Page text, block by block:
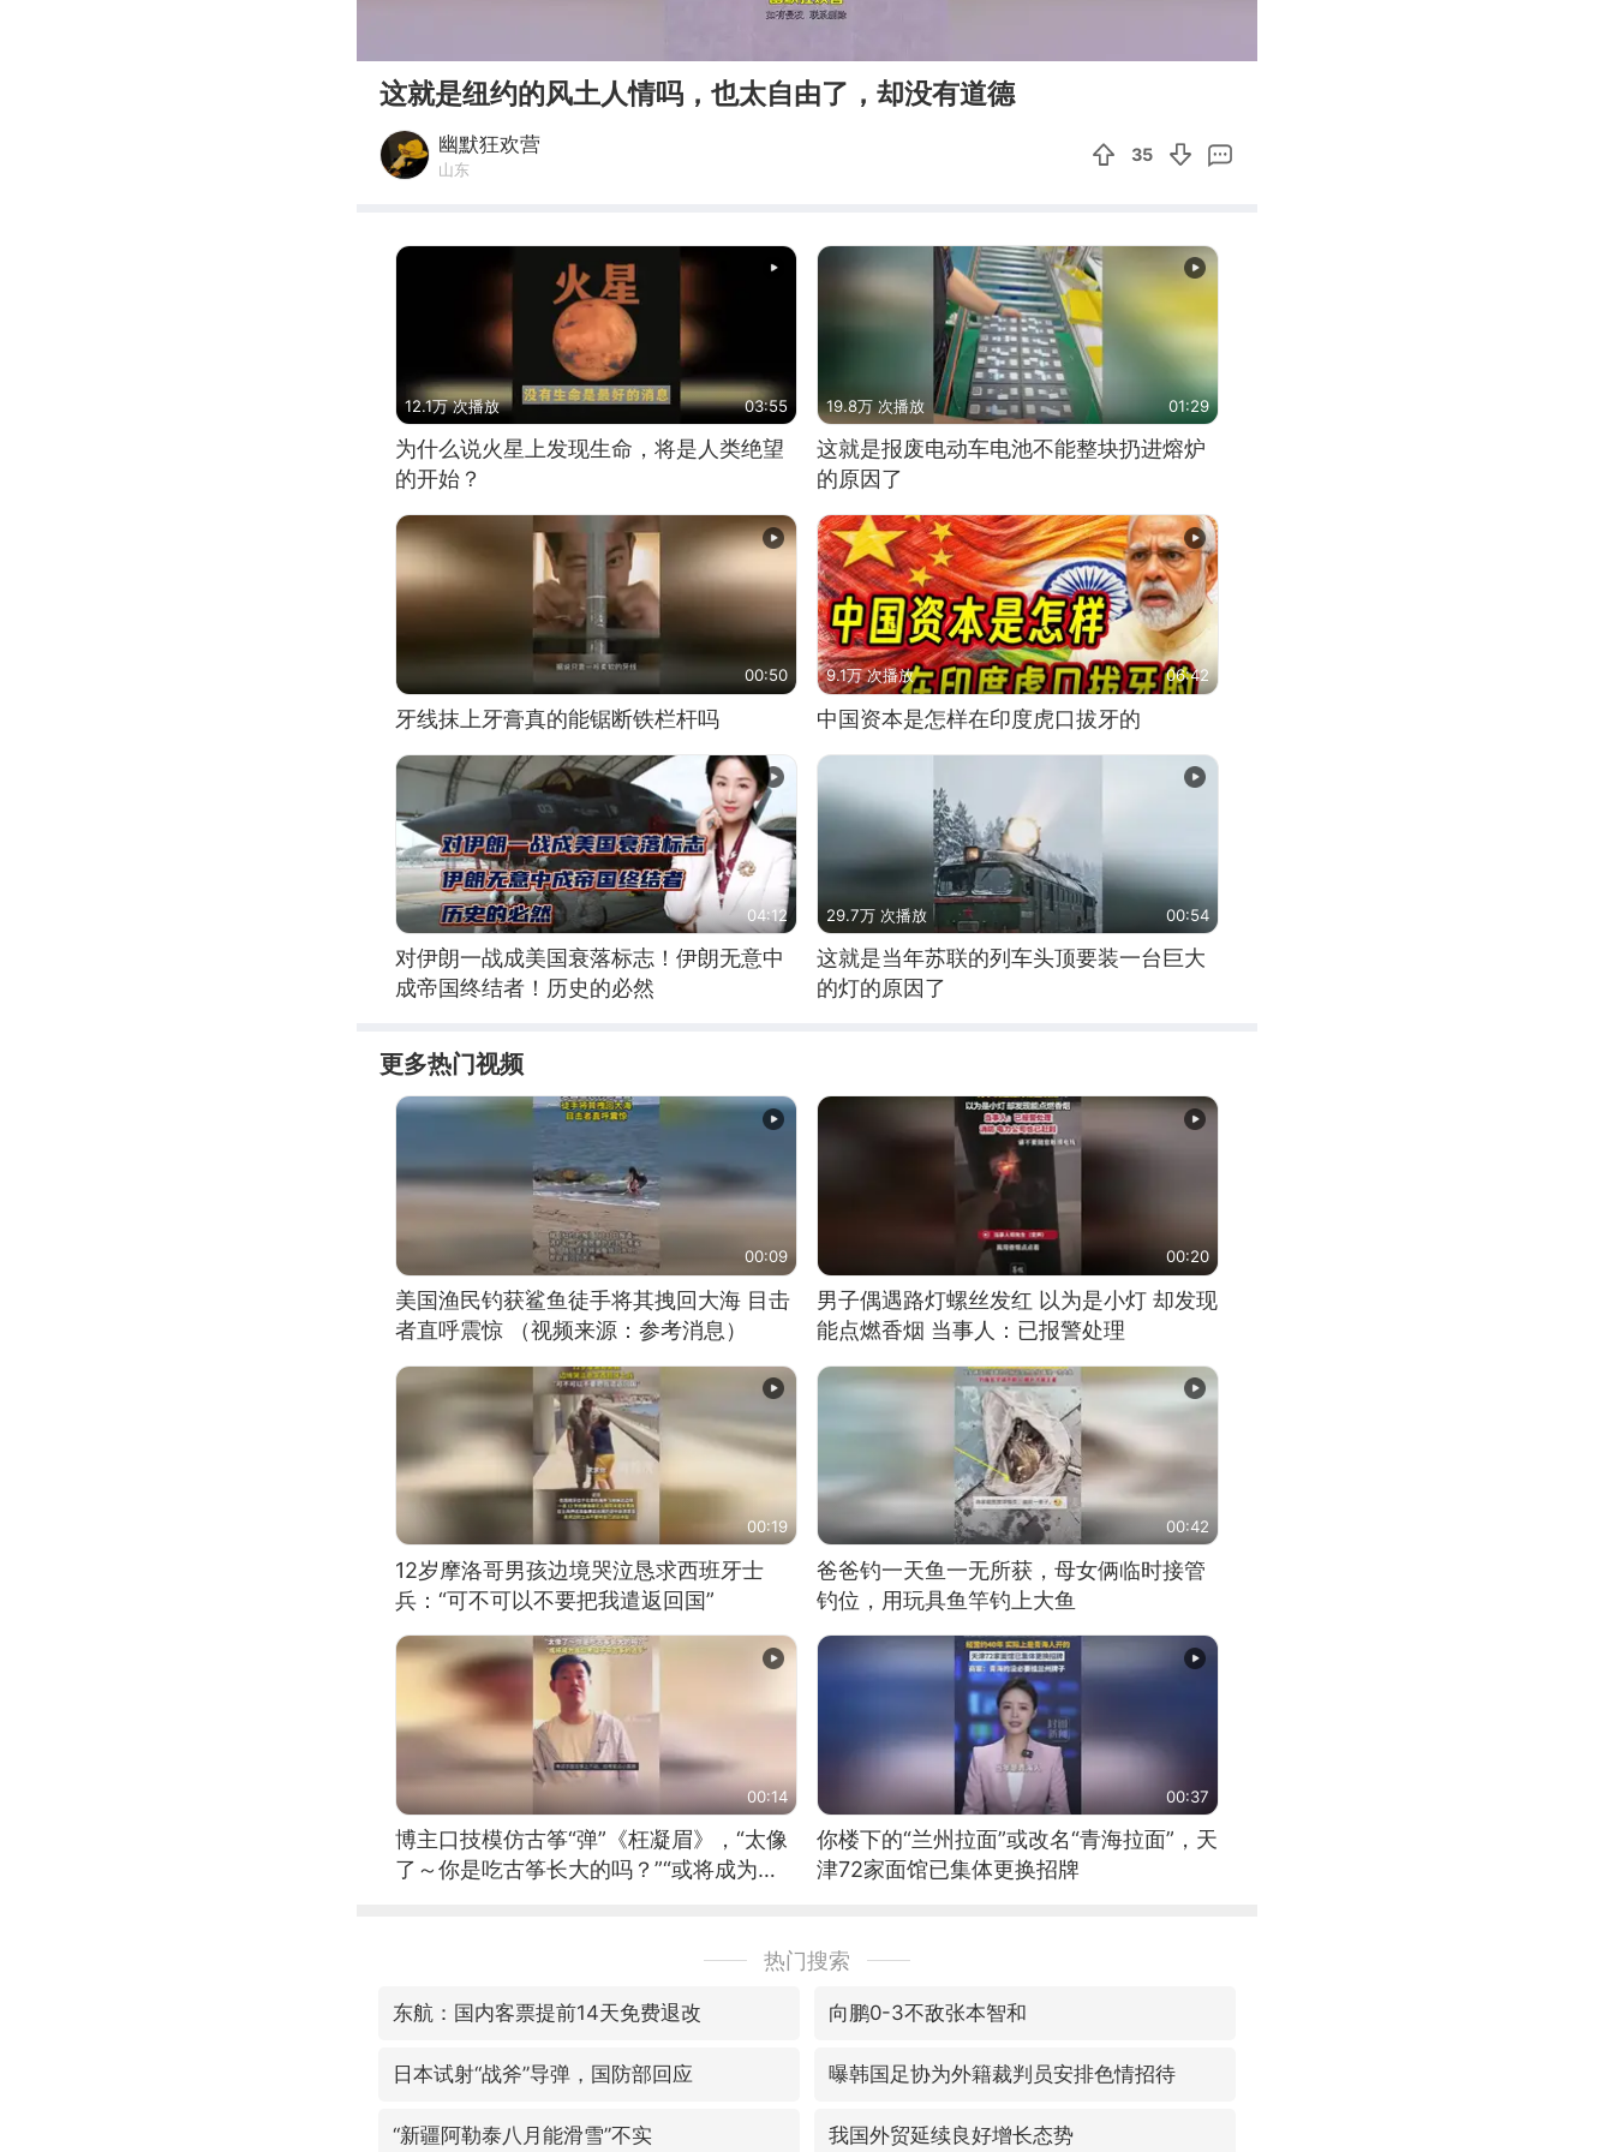
这就是纽约的风土人情吗，也太自由了，却没有道德
幽默狂欢营
山东
35
12.1万 次播放 03:55
为什么说火星上发现生命，将是人类绝望
的开始？
19.8万 次播放 01:29
这就是报废电动车电池不能整块扔进熔炉
的原因了
00:50
牙线抹上牙膏真的能锯断铁栏杆吗
9.1万 次播放 06:42
中国资本是怎样在印度虎口拔牙的
04:12
对伊朗一战成美国衰落标志！伊朗无意中
成帝国终结者！历史的必然
29.7万 次播放 00:54
这就是当年苏联的列车头顶要装一台巨大
的灯的原因了
更多热门视频
00:09
美国渔民钓获鲨鱼徒手将其拽回大海 目击
者直呼震惊 （视频来源：参考消息）
00:20
男子偶遇路灯螺丝发红 以为是小灯 却发现
能点燃香烟 当事人：已报警处理
00:19
12岁摩洛哥男孩边境哭泣恳求西班牙士
兵：“可不可以不要把我遣返回国”
00:42
爸爸钓一天鱼一无所获，母女俩临时接管
钓位，用玩具鱼竿钓上大鱼
00:14
博主口技模仿古筝“弹”《枉凝眉》，“太像
了～你是吃古筝长大的吗？”“或将成为首
00:37
你楼下的“兰州拉面”或改名“青海拉面”，天
津72家面馆已集体更换招牌
热门搜索
东航：国内客票提前14天免费退改 向鹏0-3不敌张本智和
日本试射“战斧”导弹，国防部回应 曝韩国足协为外籍裁判员安排色情招待
“新疆阿勒泰八月能滑雪”不实 我国外贸延续良好增长态势